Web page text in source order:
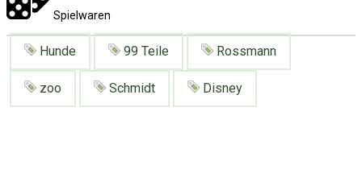
Spielwaren
Hunde 99 Teile Rossmann
zoo Schmidt Disney